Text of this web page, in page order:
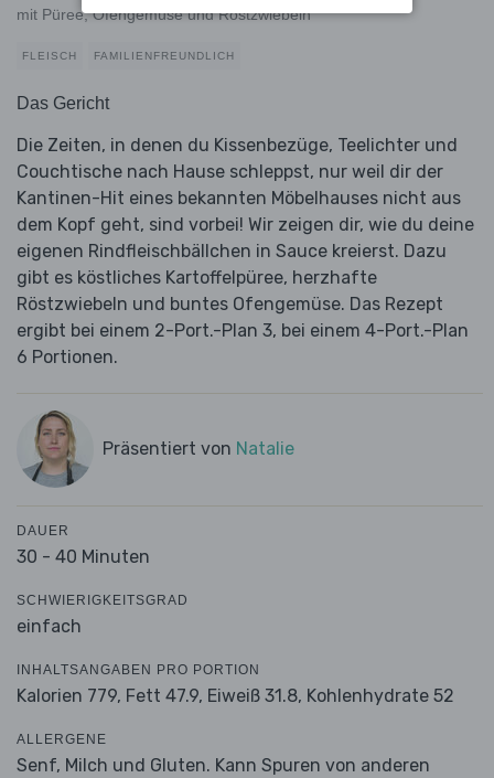
mit Püree, Ofengemüse und Röstzwiebeln
FLEISCH FAMILIENFREUNDLICH
Das Gericht
Die Zeiten, in denen du Kissenbezüge, Teelichter und
Couchtische nach Hause schleppst, nur weil dir der
Kantinen-Hit eines bekannten Möbelhauses nicht aus
dem Kopf geht, sind vorbei! Wir zeigen dir, wie du deine
eigenen Rindfleischbällchen in Sauce kreierst. Dazu
gibt es köstliches Kartoffelpüree, herzhafte
Röstzwiebeln und buntes Ofengemüse. Das Rezept
ergibt bei einem 2-Port.-Plan 3, bei einem 4-Port.-Plan
6 Portionen.
Präsentiert von Natalie
DAUER
30 - 40 Minuten
SCHWIERIGKEITSGRAD
einfach
INHALTSANGABEN PRO PORTION
Kalorien 779, Fett 47.9, Eiweiß 31.8, Kohlenhydrate 52
ALLERGENE
Senf, Milch und Gluten. Kann Spuren von anderen